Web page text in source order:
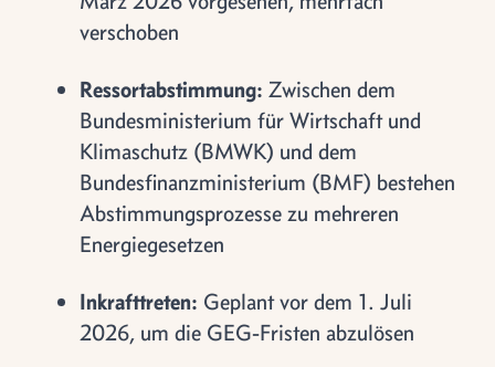
verschoben
Ressortabstimmung: Zwischen dem
Bundesministerium für Wirtschaft und
Klimaschutz (BMWK) und dem
Bundesfinanzministerium (BMF) bestehen
Abstimmungsprozesse zu mehreren
Energiegesetzen
Inkrafttreten: Geplant vor dem 1. Juli
2026, um die GEG-Fristen abzulösen